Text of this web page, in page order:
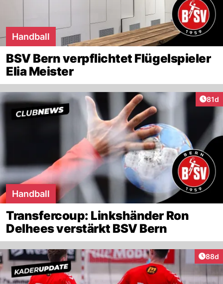
Handball
BSV Bern verpflichtet Flügelspieler
Elia Meister
81d
Handball
Transfercoup: Linkshänder Ron
Delhees verstärkt BSV Bern
88d